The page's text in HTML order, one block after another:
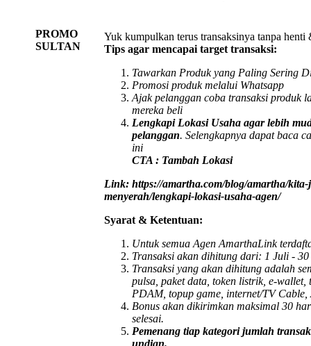
PROMO
SULTAN
Yuk kumpulkan terus transaksinya tanpa henti
Tips agar mencapai target transaksi:
Tawarkan Produk yang Paling Sering
Promosi produk melalui Whatsapp
Ajak pelanggan coba transaksi produk
mereka beli
Lengkapi Lokasi Usaha agar lebih
pelanggan. Selengkapnya dapat baca
ini
CTA : Tambah Lokasi
Link: https://amartha.com/blog/amartha/
menyerah/lengkapi-lokasi-usaha-agen/
Syarat & Ketentuan:
Untuk semua Agen AmarthaLink
Transaksi akan dihitung dari: 1 Juli - 30
Transaksi yang akan dihitung adalah
pulsa, paket data, token listrik, e-
PDAM, topup game, internet/TV Cable,
Bonus akan dikirimkan maksimal 30
selesai.
Pemenang tiap kategori jumlah
undian.